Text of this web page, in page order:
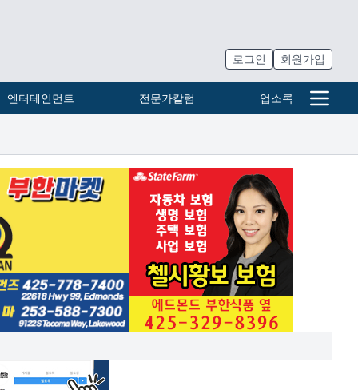
로그인 회원가입
엔터테인먼트 전문가칼럼 업소록